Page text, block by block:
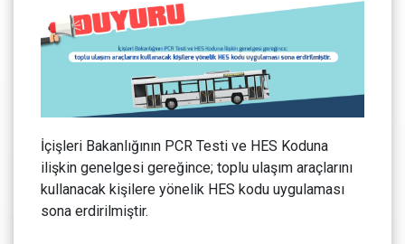
İçişleri Bakanlığının PCR Testi ve HES Koduna
ilişkin genelgesi gereğince; toplu ulaşım araçlarını
kullanacak kişilere yönelik HES kodu uygulaması
sona erdirilmiştir.